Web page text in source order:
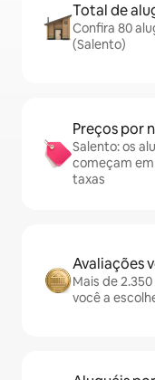
Total de
Confira 80
(Salento)
Preços por
Salento: os
começam
taxas
Avaliações
Mais de
você a